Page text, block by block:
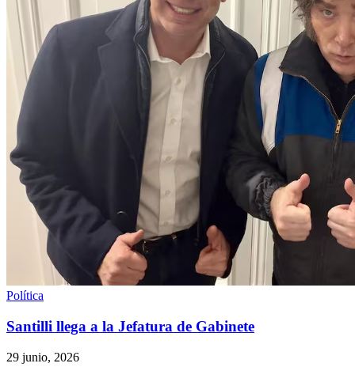
Política
Santilli llega a la Jefatura de Gabinete
29 junio, 2026